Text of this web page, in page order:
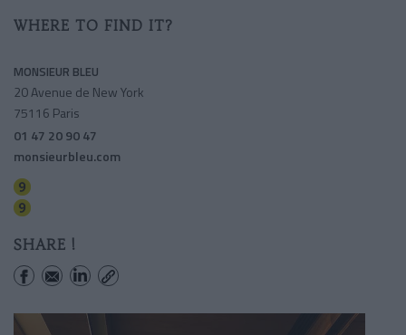
WHERE TO FIND IT?
MONSIEUR BLEU
20 Avenue de New York
75116 Paris
01 47 20 90 47
monsieurbleu.com
SHARE !